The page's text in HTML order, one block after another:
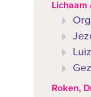
Lichaam
Roken,